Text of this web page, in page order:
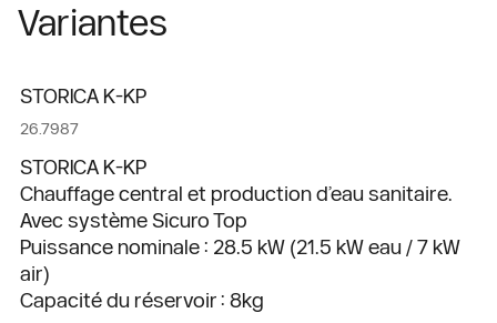
Variantes
STORICA K-KP
26.7987
STORICA K-KP
Chauffage central et production d’eau sanitaire.
Avec système Sicuro Top
Puissance nominale : 28.5 kW (21.5 kW eau / 7 kW
air)
Capacité du réservoir : 8kg